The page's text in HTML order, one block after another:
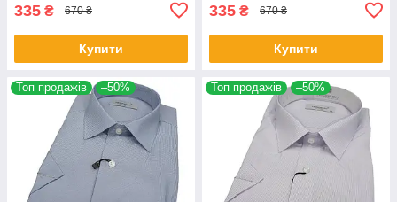
335 ₴ 670 ₴
Купити
335 ₴ 670 ₴
Купити
Топ продажів –50% Топ продажів –50%